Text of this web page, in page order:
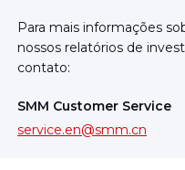
Para mais informações
nossos relatórios de
contato:
SMM Customer Service
service.en@smm.cn